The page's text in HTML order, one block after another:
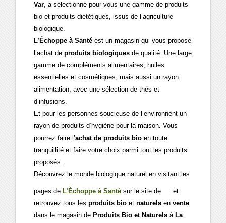
Var, a sélectionné pour vous une gamme de produits
bio et produits diététiques, issus de l’agriculture
biologique.
L’Échoppe à Santé est un magasin qui vous propose
l’achat deproduits biologiques de qualité. Une large
gamme de compléments alimentaires, huiles
essentielles et cosmétiques, mais aussi un rayon
alimentation, avec une sélection de thés et
d’infusions.
Et pour les personnes soucieuse de l’environnent un
rayon de produits d’hygiène pour la maison. Vous
pourrez faire l’achat de produits bio en toute
tranquillité et faire votre choix parmi tout les produits
proposés.
Découvrez le monde biologique naturel en visitant les
pages de L’Échoppe à Santé sur le site de
et
retrouvez tous lesproduits bioetnaturels envente
dans le magasin de Produits Bio et Naturels àLa